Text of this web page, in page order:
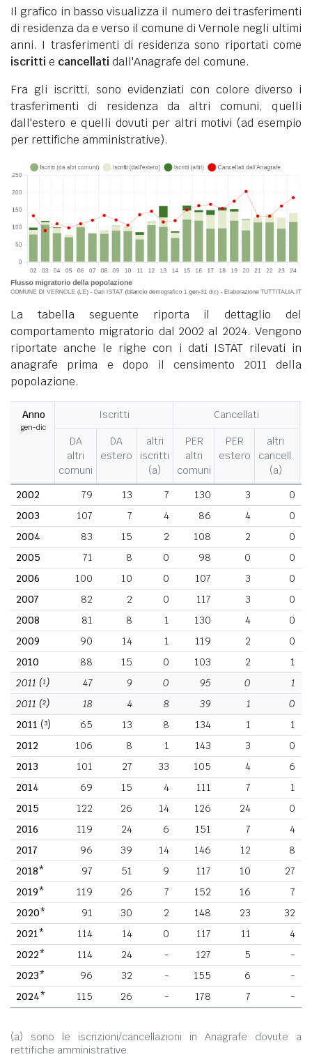
Il grafico in basso visualizza il numero dei trasferimenti
di residenza da e verso il comune di Vernole negli ultimi
anni. I trasferimenti di residenza sono riportati come
iscritti e cancellati dall'Anagrafe del comune.
Fra gli iscritti, sono evidenziati con colore diverso i
trasferimenti di residenza da altri comuni, quelli
dall'estero e quelli dovuti per altri motivi (ad esempio
per rettifiche amministrative).
La tabella seguente riporta il dettaglio del
comportamento migratorio dal 2002 al 2024. Vengono
riportate anche le righe con i dati ISTAT rilevati in
anagrafe prima e dopo il censimento 2011 della
popolazione.
Anno
gen-dic
Iscritti
Cancellati
DA
altri
comuni
DA
estero
altri
iscritti
(a)
PER
altri
comuni
PER
estero
altri
cancell.
(a)
2002
79 13 7 130 3
0
2003
107 7 4 86 4
0
2004
83 15 2 108 2
0
2005
71 8 0 98 0
0
2006
100 10 0 107 3
0
2007
82 2 0 117 3
0
2008
81 8 1 130 4
0
2009
90 14 1 119 2
0
2010
88 15 0 103 2
1
2011 (¹) 47 9 0 95 0
1
2011 (²) 18 4 8 39 1
0
2011 (³) 65 13 8 134 1
1
2012
106 8 1 143 3
0
2013
101 27 33 105 4
6
2014
69 15 4 111 7
1
2015
122 26 14 126 24
0
2016
119 24 6 151 7
4
2017
96 39 14 146 12
8
2018*
97 51 9 117 10
27
2019*
119 26 7 152 16
7
2020*
91 30 2 148 23
32
2021*
114 14 0 117 11
4
2022*
114 24 - 127 5
-
2023*
96 32 - 155 6
-
2024*
115 26 - 178 7 -
(a) sono le iscrizioni/cancellazioni in Anagrafe dovute a
rettifiche amministrative.